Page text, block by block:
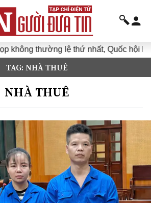
thường lệ thứ nhất, Quốc hội khóa XVI
TAG: NHÀ THUÊ
NHÀ THUÊ